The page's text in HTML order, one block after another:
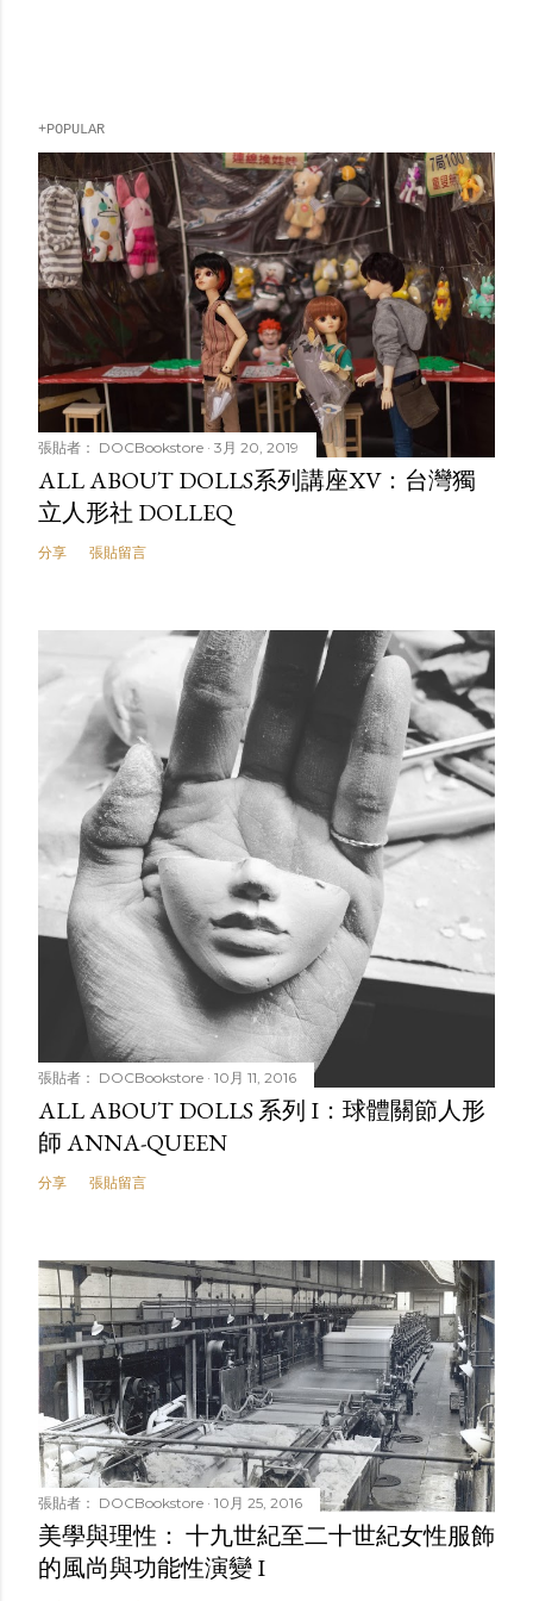
+POPULAR
張貼者： DOCBookstore 3月 20, 2019
ALL ABOUT DOLLS系列講座XV：台灣獨
立人形社 DOLLEQ
分享 張貼留言
張貼者： DOCBookstore 10月 11, 2016
ALL ABOUT DOLLS 系列 I：球體關節人形
師 ANNA-QUEEN
分享 張貼留言
張貼者： DOCBookstore 10月 25, 2016
美學與理性： 十九世紀至二十世紀女性服飾
的風尚與功能性演變 I